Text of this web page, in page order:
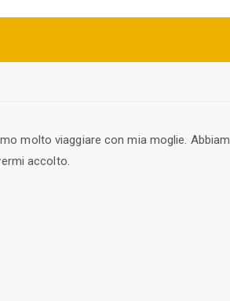
molto viaggiare con mia moglie.
accolto.